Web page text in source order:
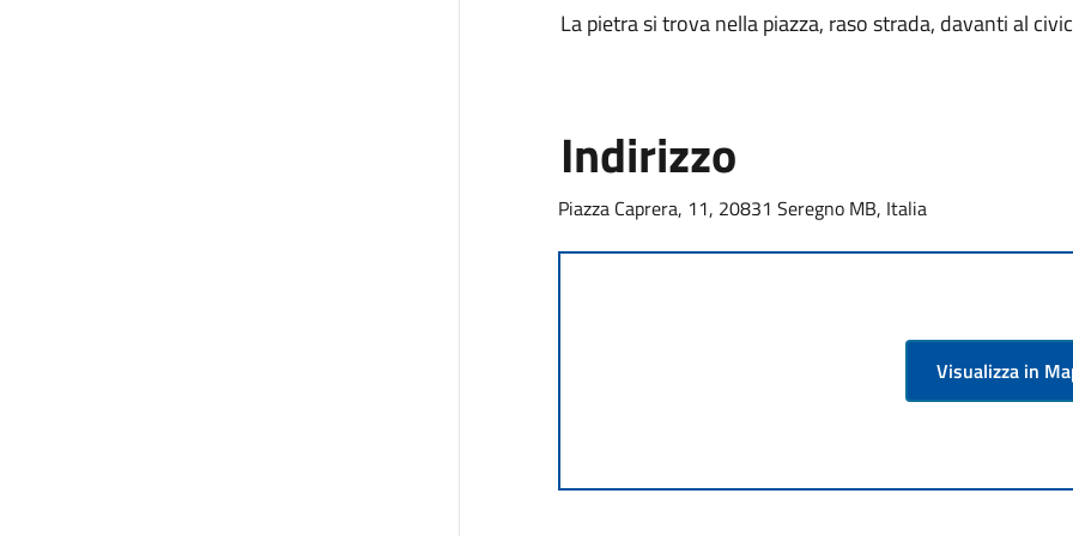
La pietra si trova nella piazza, raso strada, davanti al
Indirizzo
Piazza Caprera, 11, 20831 Seregno MB, Italia
Visualizza in